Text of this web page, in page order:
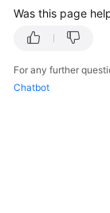
Getting
Started
User
Guide
Was this page
For any further
Chatbot